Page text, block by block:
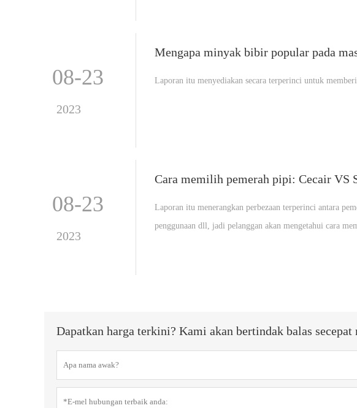
08-23
2023
Mengapa minyak bibir popular pada
Laporan itu menyediakan secara terperinci untuk
08-23
2023
Cara memilih pemerah pipi: Cecair VS
Laporan itu menerangkan perbezaan terperinci antara
penggunaan dll, jadi pelanggan akan mengetahui cara
Dapatkan harga terkini? Kami akan bertindak balas